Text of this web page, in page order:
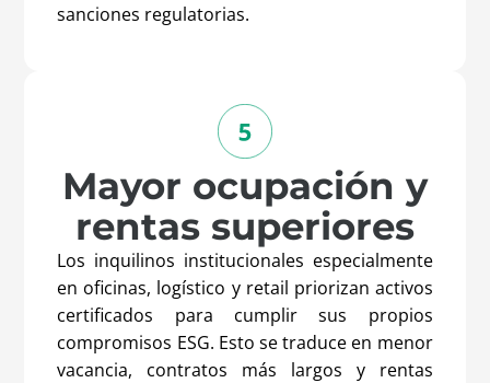
sanciones regulatorias.
Mayor ocupación y
rentas superiores
Los inquilinos institucionales especialmente
en oficinas, logístico y retail priorizan activos
certificados para cumplir sus propios
compromisos ESG. Esto se traduce en menor
vacancia, contratos más largos y rentas